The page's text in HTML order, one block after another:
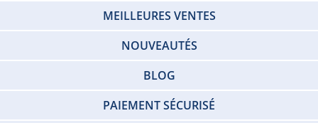
MEILLEURES VENTES
NOUVEAUTÉS
BLOG
PAIEMENT SÉCURISÉ